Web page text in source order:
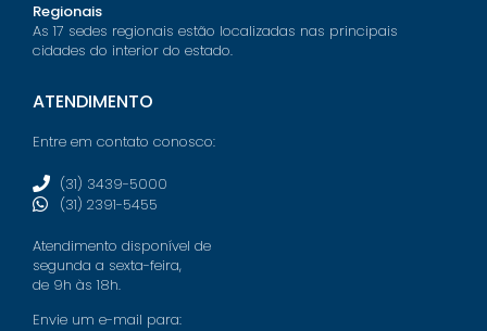
Regionais
As 17 sedes regionais estão localizadas nas principais
cidades do interior do estado.
ATENDIMENTO
Entre em contato conosco:
(31) 3439-5000
(31) 2391-5455
Atendimento disponível de
segunda a sexta-feira,
de 9h às 18h.
Envie um e-mail para: